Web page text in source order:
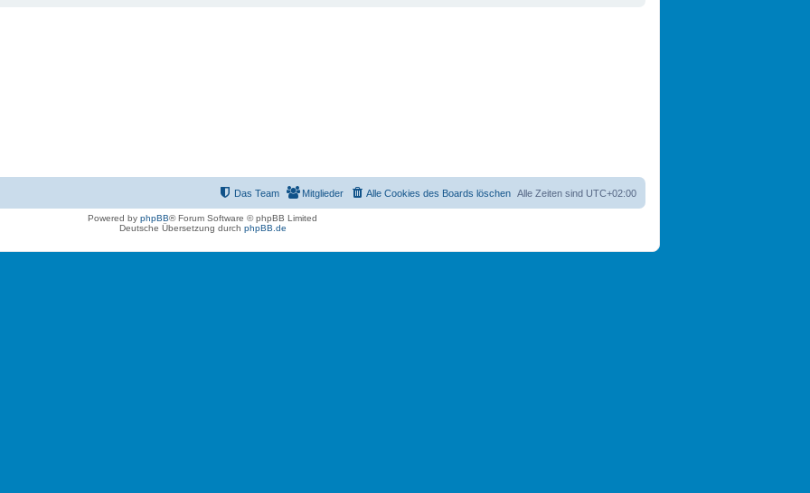
Alle Zeiten sind UTC+02:00
Alle Cookies des Boards löschen
Mitglieder
Das Team
Powered by phpBB® Forum Software © phpBB Limited
Deutsche Übersetzung durch phpBB.de